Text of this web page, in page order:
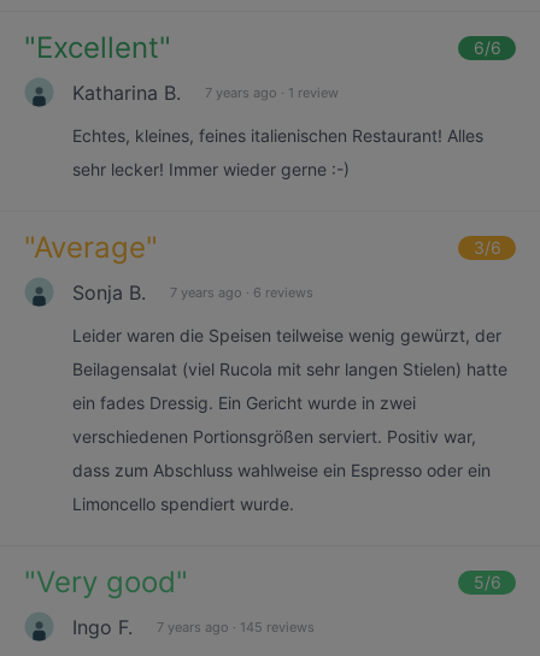
"Excellent" 6/6
Katharina B. 7 years ago · 1 review
Echtes, kleines, feines italienischen Restaurant! Alles
sehr lecker! Immer wieder gerne :-)
"Average" 3/6
Sonja B. 7 years ago · 6 reviews
Leider waren die Speisen teilweise wenig gewürzt, der
Beilagensalat (viel Rucola mit sehr langen Stielen) hatte
ein fades Dressig. Ein Gericht wurde in zwei
verschiedenen Portionsgrößen serviert. Positiv war,
dass zum Abschluss wahlweise ein Espresso oder ein
Limoncello spendiert wurde.
"Very good" 5/6
Ingo F. 7 years ago · 145 reviews